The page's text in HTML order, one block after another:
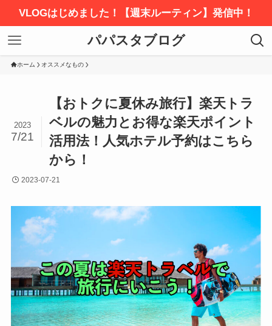
VLOGはじめました！【週末ルーティン】発信中！
パパスタブログ
ホーム オススメなもの
【おトクに夏休み旅行】楽天トラ
ベルの魅力とお得な楽天ポイント
活用法！人気ホテル予約はこちら
から！
2023
7/21
2023-07-21